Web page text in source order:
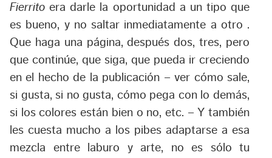
Fierrito era darle la oportunidad a un tipo que
es bueno, y no saltar inmediatamente a otro .
Que haga una página, después dos, tres, pero
que continúe, que siga, que pueda ir creciendo
en el hecho de la publicación – ver cómo sale,
si gusta, si no gusta, cómo pega con lo demás,
si los colores están bien o no, etc. – Y también
les cuesta mucho a los pibes adaptarse a esa
mezcla entre laburo y arte, no es sólo tu